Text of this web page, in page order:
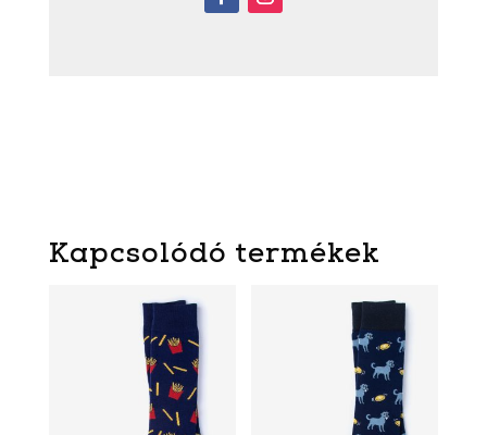
Kapcsolódó termékek